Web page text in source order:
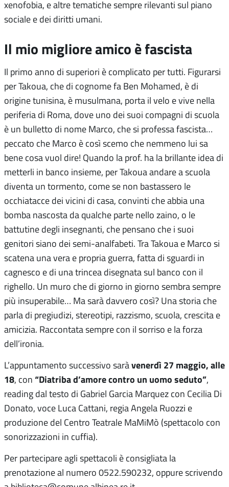
xenofobia, e altre tematiche sempre rilevanti sul piano
sociale e dei diritti umani.
Il mio migliore amico è fascista
Il primo anno di superiori è complicato per tutti. Figurarsi
per Takoua, che di cognome fa Ben Mohamed, è di
origine tunisina, è musulmana, porta il velo e vive nella
periferia di Roma, dove uno dei suoi compagni di scuola
è un bulletto di nome Marco, che si professa fascista…
peccato che Marco è così scemo che nemmeno lui sa
bene cosa vuol dire! Quando la prof. ha la brillante idea di
metterli in banco insieme, per Takoua andare a scuola
diventa un tormento, come se non bastassero le
occhiatacce dei vicini di casa, convinti che abbia una
bomba nascosta da qualche parte nello zaino, o le
battutine degli insegnanti, che pensano che i suoi
genitori siano dei semi-analfabeti. Tra Takoua e Marco si
scatena una vera e propria guerra, fatta di sguardi in
cagnesco e di una trincea disegnata sul banco con il
righello. Un muro che di giorno in giorno sembra sempre
più insuperabile… Ma sarà davvero così? Una storia che
parla di pregiudizi, stereotipi, razzismo, scuola, crescita e
amicizia. Raccontata sempre con il sorriso e la forza
dell’ironia.
L’appuntamento successivo saràvenerdì 27 maggio, alle
18, con “Diatriba d’amore contro un uomo seduto”,
reading dal testo di Gabriel Garcia Marquez con Cecilia Di
Donato, voce Luca Cattani, regia Angela Ruozzi e
produzione del Centro Teatrale MaMiMò (spettacolo con
sonorizzazioni in cuffia).
Per partecipare agli spettacoli è consigliata la
prenotazione al numero 0522.590232, oppure scrivendo